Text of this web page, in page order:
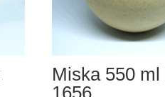
Miska 550 ml
1656